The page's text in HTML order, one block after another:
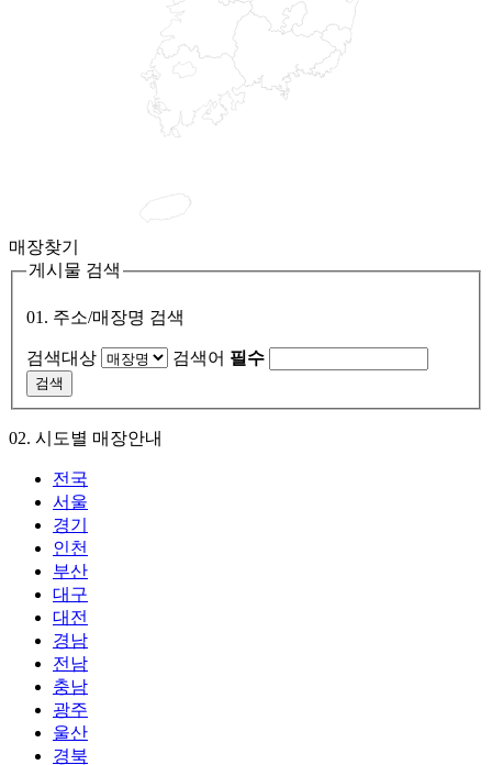
매장찾기
01. 주소/매장명 검색
게시물 검색
검색대상 검색어 필수
02. 시도별 매장안내
전국
서울
경기
인천
부산
대구
대전
경남
전남
충남
광주
울산
경북